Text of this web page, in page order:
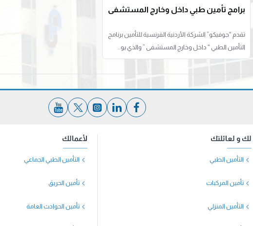
برامج تأمين طبي داخل وخارج المستشفى
تقدم “جوفيكو” الشركة الأردنية الفرنسية للتأمين برنامج
التأمين الطبي “ داخل وخارج المستشفى ” والذي يو..
لك و لعائلتك
التأمين الطبي
تأمين المركبات
التأمين المنزلي
لأعمالك
التأمين الطبي الجماعي
تأمين الحريق
تأمين الحوادث العامة